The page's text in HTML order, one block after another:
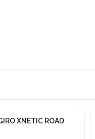
XNETIC ROAD